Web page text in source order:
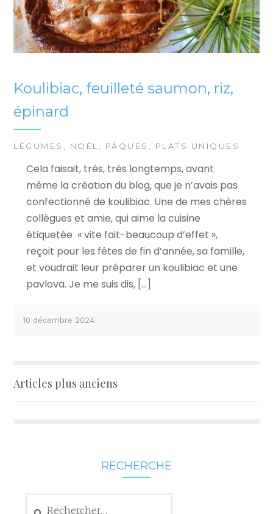
Koulibiac, feuilleté saumon, riz,
épinard
LÉGUMES NOËL PÂQUES PLATS UNIQUES
Cela faisait, très, très longtemps, avant
même la création du blog, que je n’avais pas
confectionné de koulibiac. Une de mes chères
collègues et amie, qui aime la cuisine
étiquetée « vite fait-beaucoup d’effet »,
reçoit pour les fêtes de fin d’année, sa famille,
et voudrait leur préparer un koulibiac et une
pavlova. Je me suis dis, […]
10 décembre 2024
Navigation
Articles plus anciens
RECHERCHE